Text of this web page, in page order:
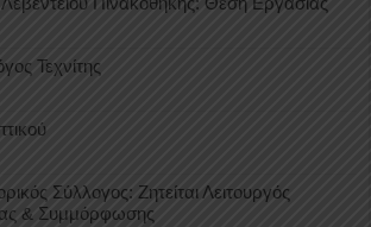
Τεχνίτης
Σύλλογος: Ζητείται Λειτουργός
& Συμμόρφωσης